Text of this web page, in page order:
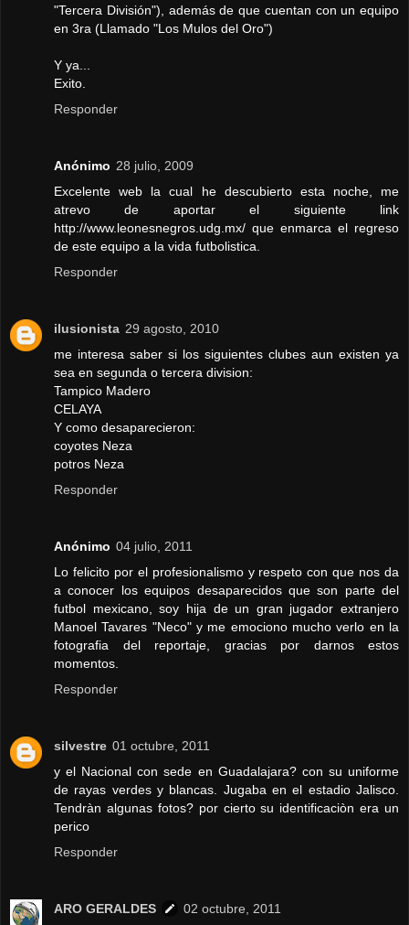
"Tercera División"), además de que cuentan con un equipo
en 3ra (Llamado "Los Mulos del Oro")
Y ya...
Exito.
Responder
Anónimo 28 julio, 2009
Excelente web la cual he descubierto esta noche, me
atrevo de aportar el siguiente link
http://www.leonesnegros.udg.mx/ que enmarca el regreso
de este equipo a la vida futbolistica.
Responder
ilusionista 29 agosto, 2010
me interesa saber si los siguientes clubes aun existen ya
sea en segunda o tercera division:
Tampico Madero
CELAYA
Y como desaparecieron:
coyotes Neza
potros Neza
Responder
Anónimo 04 julio, 2011
Lo felicito por el profesionalismo y respeto con que nos da
a conocer los equipos desaparecidos que son parte del
futbol mexicano, soy hija de un gran jugador extranjero
Manoel Tavares "Neco" y me emociono mucho verlo en la
fotografia del reportaje, gracias por darnos estos
momentos.
Responder
silvestre 01 octubre, 2011
y el Nacional con sede en Guadalajara? con su uniforme
de rayas verdes y blancas. Jugaba en el estadio Jalisco.
Tendràn algunas fotos? por cierto su identificaciòn era un
perico
Responder
ARO GERALDES
02 octubre, 2011